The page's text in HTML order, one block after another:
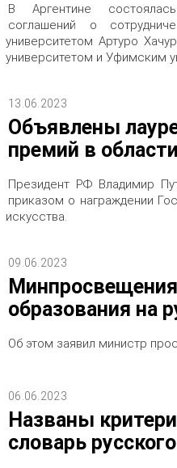
В Аргентине
соглашений о
университетом Артуро
университетом и Уфимским
13.06.2023
Объявлены
премий в
Президент РФ Владимир
приказом о награждении
искусства.
09.06.2023
образования на
Об этом заявил министр
06.06.2023
Названы
словарь